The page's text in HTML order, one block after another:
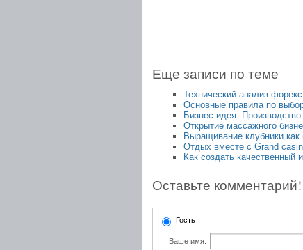
Еще записи по теме
Технический анализ форекс
Основные правила по
Бизнес идея:
Открытие массажного
Выращивание клубники как
Отдых вместе с Grand
Как создать качественный
Оставьте комментарий!
Гость
Ваше имя: